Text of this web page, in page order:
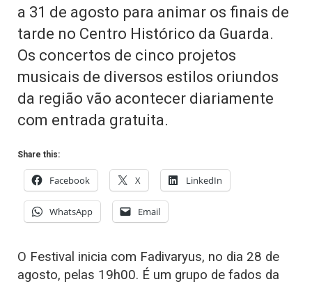
a 31 de agosto para animar os finais de
tarde no Centro Histórico da Guarda.
Os concertos de cinco projetos
musicais de diversos estilos oriundos
da região vão acontecer diariamente
com entrada gratuita.
Share this:
Facebook X LinkedIn
WhatsApp Email
O Festival inicia com Fadivaryus, no dia 28 de
agosto, pelas 19h00. É um grupo de fados da